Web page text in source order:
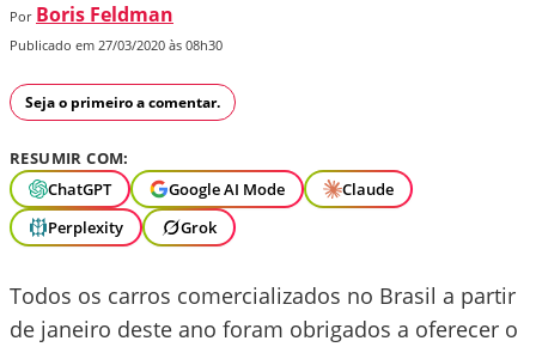
Por Boris Feldman
Publicado em 27/03/2020 às 08h30
Seja o primeiro a comentar.
RESUMIR COM:
ChatGPT
Google AI Mode
Claude
Perplexity
Grok
Todos os carros comercializados no Brasil a partir
de janeiro deste ano foram obrigados a oferecer o